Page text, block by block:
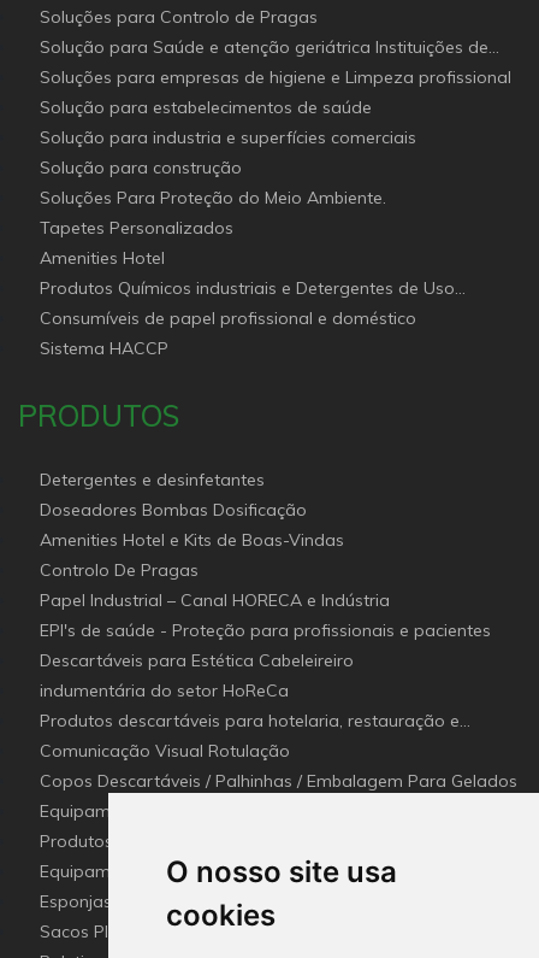
O nosso site usa
cookies
Soluções para Controlo de Pragas
Solução para Saúde e atenção geriátrica Instituições de
Apoio Social
Soluções para empresas de higiene e Limpeza profissional
Solução para estabelecimentos de saúde
Solução para industria e superfícies comerciais
Solução para construção
Soluções Para Proteção do Meio Ambiente.
Tapetes Personalizados
Amenities Hotel
Produtos Químicos industriais e Detergentes de Uso
Profissional e doméstico
Consumíveis de papel profissional e doméstico
Sistema HACCP
PRODUTOS
Detergentes e desinfetantes
Doseadores Bombas Dosificação
Amenities Hotel e Kits de Boas-Vindas
Controlo De Pragas
Papel Industrial – Canal HORECA e Indústria
EPI's de saúde - Proteção para profissionais e pacientes
Descartáveis para Estética Cabeleireiro
indumentária do setor HoReCa
Produtos descartáveis para hotelaria, restauração e
catering (Canal Horeca)
Comunicação Visual Rotulação
Copos Descartáveis / Palhinhas / Embalagem Para Gelados
Equipamentos para Setor - Hotelaria e Restauração
(Horeca)
Produtos e utensílios Detetaveis para a Indústria Alimentar
Equipamentos e Utensílios de Limpeza
Esponjas esfregões inox e Fibras (Disco de limpeza)
industriais
Sacos Plástico e Mangas de lavandaria Industrial